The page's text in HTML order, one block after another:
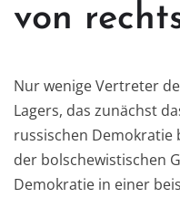
von
Nur wenige Vertreter
Lagers, das zunächst
russischen Demokratie
der bolschewistischen
Demokratie in einer